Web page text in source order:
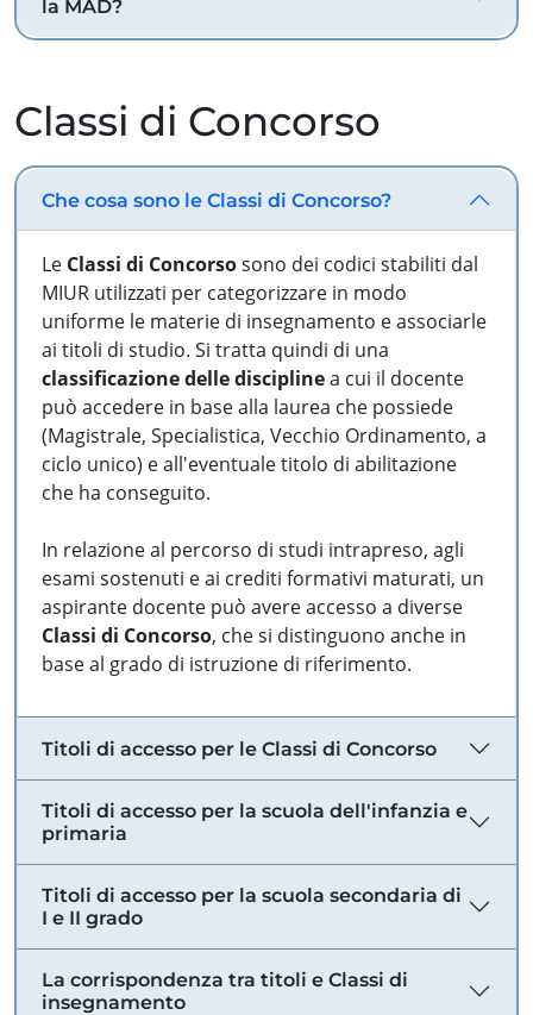
la MAD?
Classi di Concorso
Che cosa sono le Classi di Concorso?
Le Classi di Concorsosono dei codici stabiliti dal
MIUR utilizzati per categorizzare in modo
uniforme le materie di insegnamento e associarle
ai titoli di studio. Si tratta quindi di una
classificazione delle disciplinea cui il docente
può accedere in base alla laurea che possiede
(Magistrale, Specialistica, Vecchio Ordinamento, a
ciclo unico) e all'eventuale titolo di abilitazione
che ha conseguito.
In relazione al percorso di studi intrapreso, agli
esami sostenuti e ai crediti formativi maturati, un
aspirante docente può avere accesso a diverse
Classi di Concorso, che si distinguono anche in
base al grado di istruzione di riferimento.
Titoli di accesso per le Classi di Concorso
Titoli di accesso per la scuola dell'infanzia e
primaria
Titoli di accesso per la scuola secondaria di
I e II grado
La corrispondenza tra titoli e Classi di
insegnamento